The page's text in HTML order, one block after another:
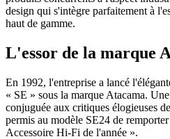
design qui s'intègre parfaitement à
haut de gamme.
L'essor de la marque
En 1992, l'entreprise a lancé
« SE » sous la marque Atacama.
conjuguée aux critiques élogieuses
permis au modèle SE24 de
Accessoire Hi-Fi de l'année ».